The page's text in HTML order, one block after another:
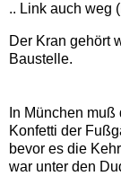
.. Link auch weg
Der Kran gehört
Baustelle.
In München
Konfetti der
bevor es die
war unter den